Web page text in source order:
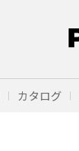
カタログ